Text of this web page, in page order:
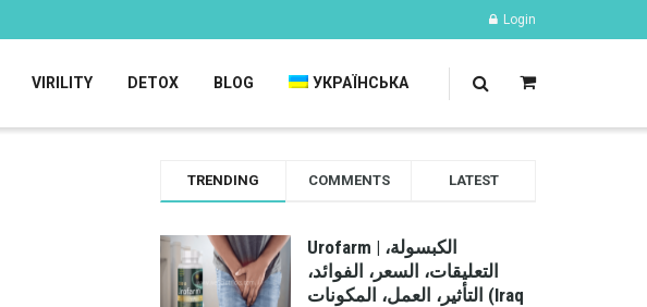
Login
VIRILITY DETOX BLOG УКРАЇНСЬКА
TRENDING COMMENTS LATEST
Urofarm | الكبسولة،
التعليقات، السعر، الفوائد،
التأثير، العمل، المكونات (Iraq